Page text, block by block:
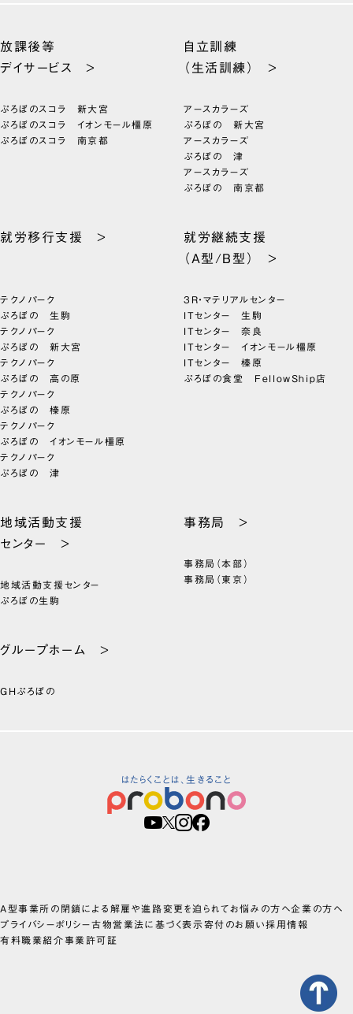
放課後等
デイサービス >
ぷろぼのスコラ 新大宮
ぷろぼのスコラ イオンモール橿原
ぷろぼのスコラ 南京都
自立訓練
（生活訓練） >
アースカラーズ
ぷろぼの 新大宮
アースカラーズ
ぷろぼの 津
アースカラーズ
ぷろぼの 南京都
就労移行支援 >
テクノパーク
ぷろぼの 生駒
テクノパーク
ぷろぼの 新大宮
テクノパーク
ぷろぼの 高の原
テクノパーク
ぷろぼの 榛原
テクノパーク
ぷろぼの イオンモール橿原
テクノパーク
ぷろぼの 津
就労継続支援
（A型/B型） >
3R・マテリアルセンター
ITセンター 生駒
ITセンター 奈良
ITセンター イオンモール橿原
ITセンター 榛原
ぷろぼの食堂 FellowShip店
地域活動支援
センター >
地域活動支援センター
ぷろぼの生駒
事務局 >
事務局（本部）
事務局（東京）
グループホーム >
GHぷろぼの
はたらくことは、生きること
A型事業所の閉鎖による解雇や進路変更を迫られてお悩みの方へ企業の方へ
プライバシーポリシー古物営業法に基づく表示寄付のお願い採用情報
有料職業紹介事業許可証